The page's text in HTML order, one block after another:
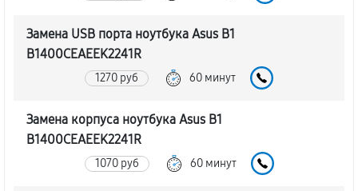
Замена USB порта ноутбука Asus B1
B1400CEAEEK2241R
1270 руб 60 минут
Замена корпуса ноутбука Asus B1
B1400CEAEEK2241R
1070 руб 60 минут